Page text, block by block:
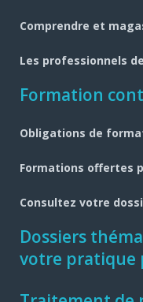
Comprendre et
Les professionnels
Formation
Obligations de
Formations offertes
Consultez votre
Dossiers
votre pratique